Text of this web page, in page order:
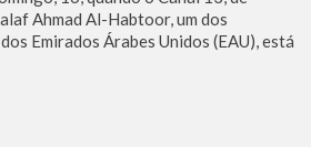
Ahmad Al-Habtoor, um dos
Emirados Árabes Unidos (EAU), está